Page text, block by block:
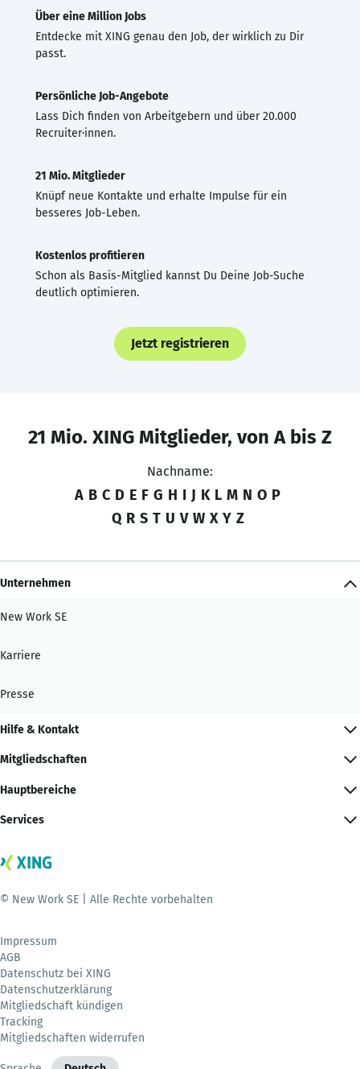
Über eine Million Jobs
Entdecke mit XING genau den Job, der wirklich zu Dir
passt.
Persönliche Job-Angebote
Lass Dich finden von Arbeitgebern und über 20.000
Recruiter·innen.
21 Mio. Mitglieder
Knüpf neue Kontakte und erhalte Impulse für ein
besseres Job-Leben.
Kostenlos profitieren
Schon als Basis-Mitglied kannst Du Deine Job-Suche
deutlich optimieren.
Jetzt registrieren
21 Mio. XING Mitglieder, von A bis Z
Nachname:
A B C D E F G H I J K L M N O P
Q R S T U V W X Y Z
Unternehmen
New Work SE
Karriere
Presse
Hilfe & Kontakt
Mitgliedschaften
Hauptbereiche
Services
© New Work SE | Alle Rechte vorbehalten
Impressum
AGB
Datenschutz bei XING
Datenschutzerklärung
Mitgliedschaft kündigen
Tracking
Mitgliedschaften widerrufen